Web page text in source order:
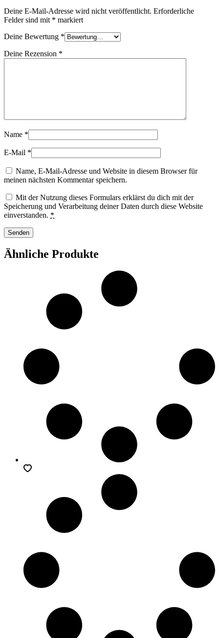
Deine E-Mail-Adresse wird nicht veröffentlicht. Erforderliche
Felder sind mit * markiert
Deine Bewertung *
Deine Rezension *
Name *
E-Mail *
Name, E-Mail-Adresse und Website in diesem Browser für
meinen nächsten Kommentar speichern.
Mit der Nutzung dieses Formulars erklärst du dich mit der
Speicherung und Verarbeitung deiner Daten durch diese Website
einverstanden. *
Ähnliche Produkte